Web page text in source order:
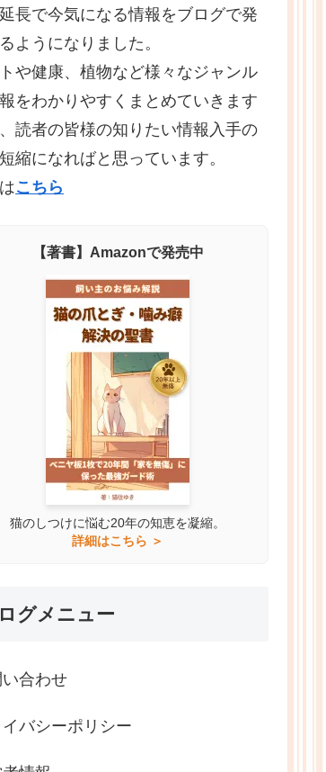
長で今気になる情報をブログで発
ようになりました。
や健康、植物など様々なジャンル
をわかりやすくまとめていきます
読者の皆様の知りたい情報入手の
縮になればと思っています。
こちら
【著書】Amazonで発売中
猫のしつけに悩む20年の知恵を凝縮。
詳細はこちら ＞
グメニュー
合わせ
バシーポリシー